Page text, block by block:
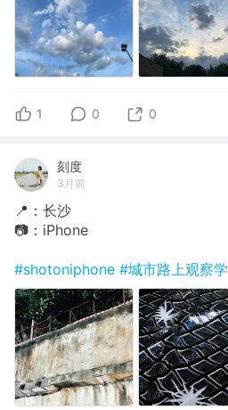
1 0 0
刻度
3月前
📍：长沙
📷：iPhone
#shotoniphone #城市路上观察学